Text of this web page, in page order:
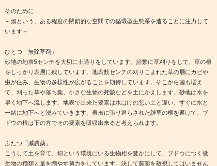
そのために
～畑という、ある程度の閉鎖的な空間での循環型生態系を造ることに注力して
います～
ひとつ「無除草剤」
砂地の地表5センチを大切に土造りをしています。頻繁に草刈りをして、草の根
をしっかり表層に残しています。地表数センチの刈りこまれた草の層にカビや
虫が住み、生物の多様性が広がることを期待しています。そこから菌も増え
て、刈った草や落ち葉、小さな生物の死骸などを土にかえします。砂地は水を
早く地下へ流します。地表で出来た要素は水はけの悪い土と違い、すぐに水と
一緒に地下へと浸みていきます。表層に張り巡らされた雑草の根を避けて、ブ
ドウの根は下の方でその要素を吸収出来ると考えられます。
ふたつ「減農薬」
こうして土を育て、畑という環境にいる生物相を豊かにして、ブドウにつく微
生物の種類と量を増やす努力をしています。決して農薬を敵視してはいません